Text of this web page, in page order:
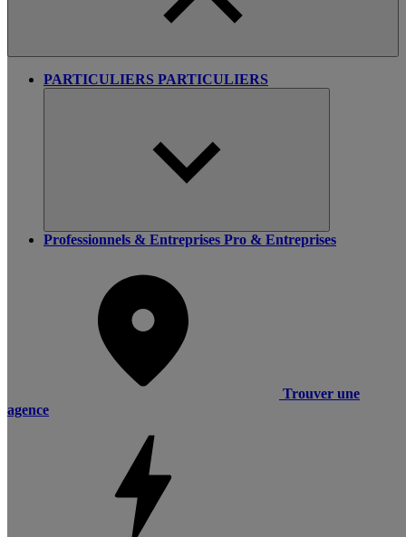
PARTICULIERS PARTICULIERS
Professionnels & Entreprises Pro & Entreprises
Trouver une
agence